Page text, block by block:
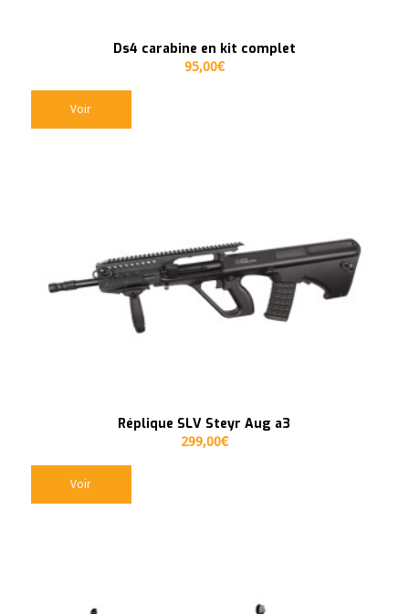
Ds4 carabine en kit complet
95,00€
Voir
Réplique SLV Steyr Aug a3
299,00€
Voir